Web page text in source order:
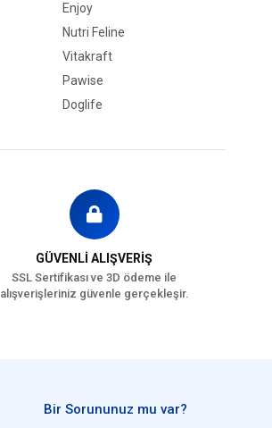
Enjoy
Nutri Feline
Vitakraft
Pawise
Doglife
GÜVENLİ ALIŞVERİŞ
SSL Sertifikası ve 3D ödeme ile
alışverişleriniz güvenle gerçekleşir.
Bir Sorununuz mu var?